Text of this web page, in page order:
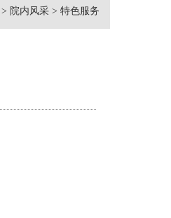
> 院内风采 > 特色服务